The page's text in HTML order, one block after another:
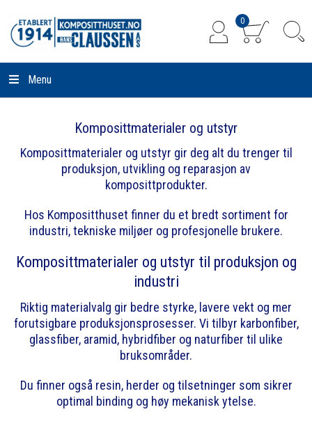
0
Menu
Komposittmaterialer og utstyr
Komposittmaterialer og utstyr gir deg alt du trenger til
produksjon, utvikling og reparasjon av
komposittprodukter.
Hos Kompositthuset finner du et bredt sortiment for
industri, tekniske miljøer og profesjonelle brukere.
Komposittmaterialer og utstyr til produksjon og
industri
Riktig materialvalg gir bedre styrke, lavere vekt og mer
forutsigbare produksjonsprosesser. Vi tilbyr karbonfiber,
glassfiber, aramid, hybridfiber og naturfiber til ulike
bruksområder.
Du finner også resin, herder og tilsetninger som sikrer
optimal binding og høy mekanisk ytelse.